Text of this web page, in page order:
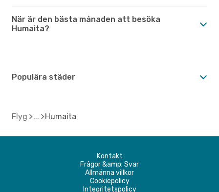
När är den bästa månaden att besöka
Humaita?
Populära städer
Flyg Humaita
Kontakt
Frågor &amp; Svar
Allmänna villkor
Cookiepolicy
Integritetspolicy